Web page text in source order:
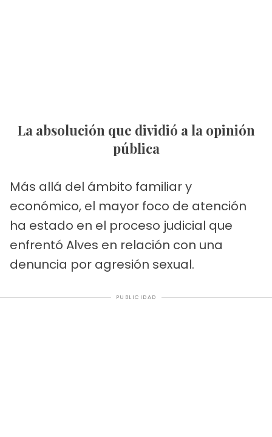
La absolución que dividió a la opinión
pública
Más allá del ámbito familiar y
económico, el mayor foco de atención
ha estado en el proceso judicial que
enfrentó Alves en relación con una
denuncia por agresión sexual.
PUBLICIDAD